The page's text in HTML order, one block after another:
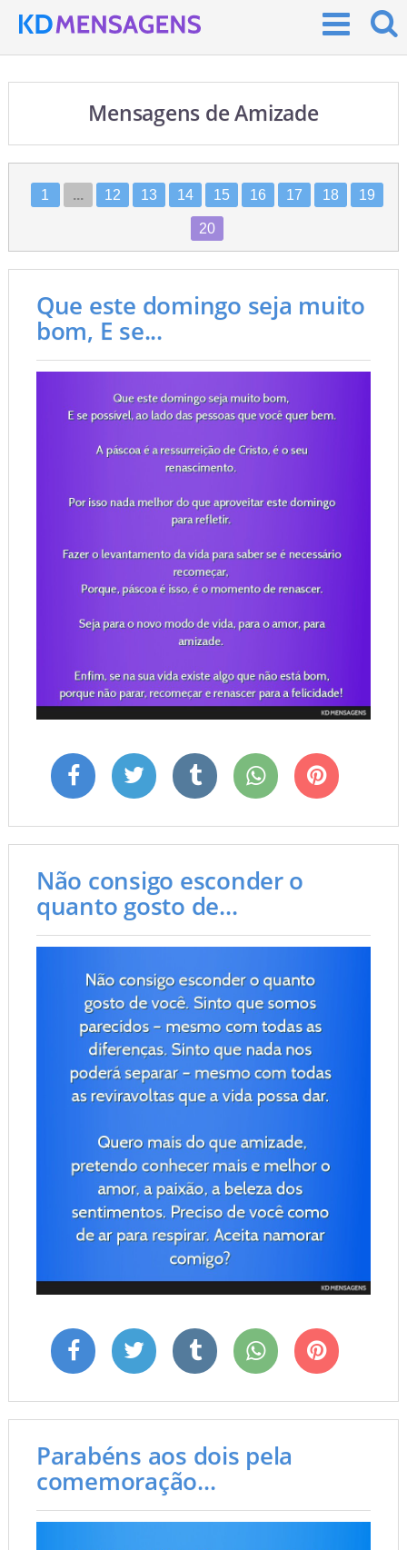
Mensagens de Amizade
1 ... 12 13 14 15 16 17 18 19
20
Que este domingo seja muito
bom, E se...
Não consigo esconder o
quanto gosto de...
Parabéns aos dois pela
comemoração...